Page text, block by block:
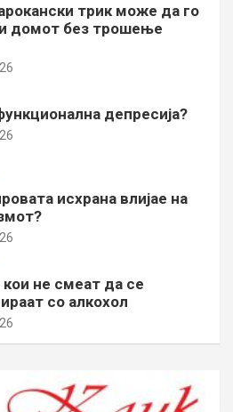
трик може да го
домот без трошење
депресија?
исхрана влијае на
не смеат да се
со алкохол